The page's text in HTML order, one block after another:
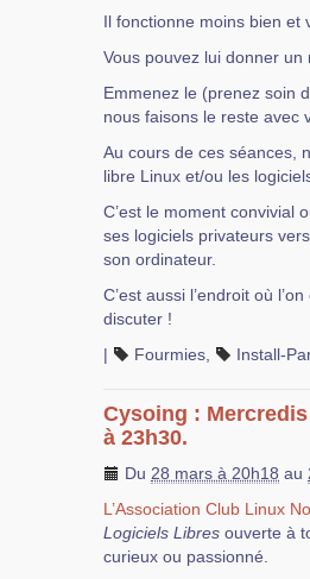
Il fonctionne moins bien et
Vous pouvez lui donner
Emmenez le (prenez soin
nous faisons le reste avec
Au cours de ces séances,
libre Linux et/ou les
C’est le moment convivial
ses logiciels privateurs
son ordinateur.
C’est aussi l’endroit où
discuter !
|
Fourmies Install-
Cysoing :
à 23h30.
Du 28 mars à 20h18 au
L’Association Club Linux
Logiciels Libres ouverte à
curieux ou passionné.